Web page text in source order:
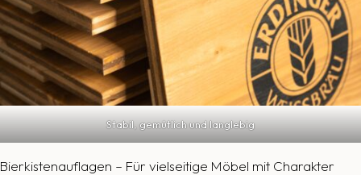
Stabil, gemütlich und langlebig
Bierkistenauflagen – Für vielseitige Möbel mit Charakter